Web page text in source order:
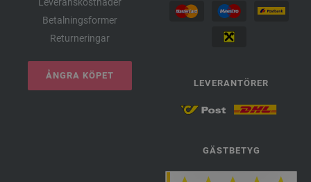
Leveranskostnader
Betalningsformer
Returneringar
ÅNGRA KÖPET
LEVERANTÖRER
GÄSTBETYG